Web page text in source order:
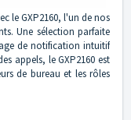
le GXP2160, l'un de nos
Une sélection parfaite
de notification intuitif
appels, le GXP2160 est
de bureau et les rôles